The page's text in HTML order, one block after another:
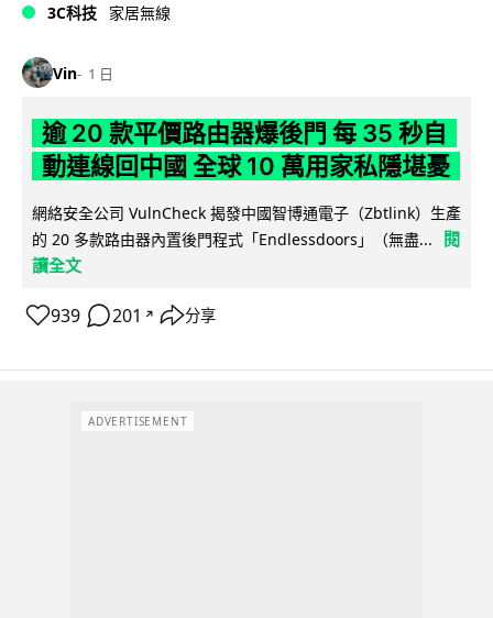
3C科技 家居無線
Vin 1 日
逾 20 款平價路由器爆後門 每 35 秒自
動連線回中國 全球 10 萬用家私隱堪憂
網絡安全公司 VulnCheck 揭發中國智博通電子（Zbtlink）生產
的 20 多款路由器內置後門程式「Endlessdoors」（無盡...
閱
讀全文
939 201 ↗ 分享
ADVERTISEMENT